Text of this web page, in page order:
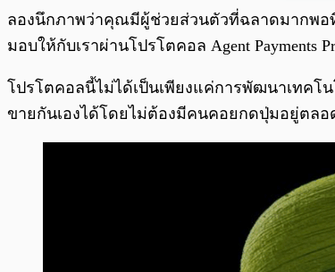
พร้อมเล่น
ลองนึกภาพว่าคุณมีผู้ช่วยส่วนตัวที่ฉลาดมากพอ
มอบให้กับเราผ่านโปรโตคอล Agent Payments
โปรโตคอลนี้ไม่ได้เป็นเพียงแค่การพัฒนาเทคโน
ขายกันเองได้โดยไม่ต้องมีคนคอยกดปุ่มอยู่ตลอ